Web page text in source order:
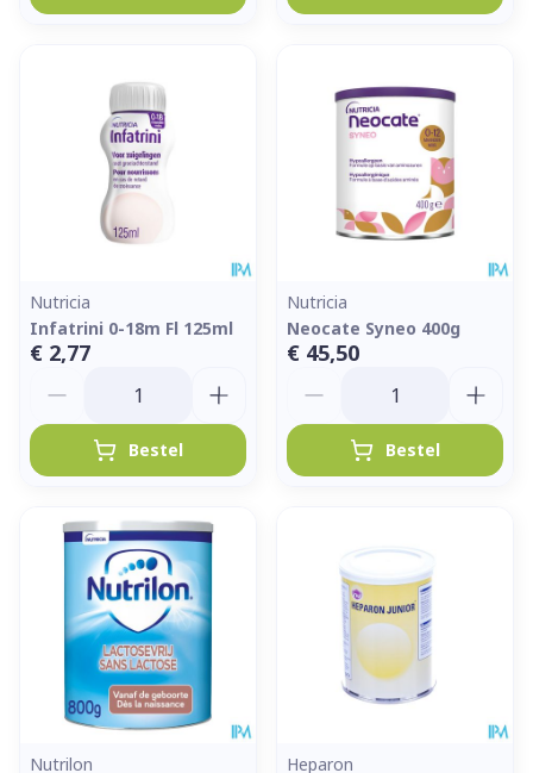
Nutricia
Infatrini 0-18m Fl 125ml
€ 2,77
Bestel
Nutricia
Neocate Syneo 400g
€ 45,50
Bestel
Nutrilon
Heparon